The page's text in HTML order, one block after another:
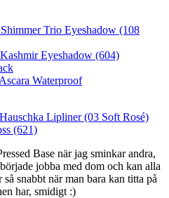
Shimmer Trio Eyeshadow (108
Kashmir Eyeshadow (604)
Waterproof
Lipliner (03 Soft Rosé)
(621)
Base när jag sminkar andra,
jobba med dom och kan alla
snabbt när man bara kan titta på
har, smidigt :)